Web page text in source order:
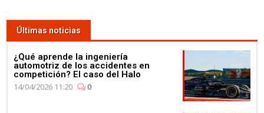
Últimas noticias
¿Qué aprende la ingeniería
automotriz de los accidentes en
competición? El caso del Halo
14/04/2026 11:20
0